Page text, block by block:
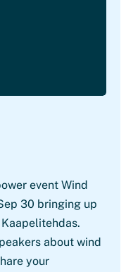
event Wind
30 bringing up
about wind
your